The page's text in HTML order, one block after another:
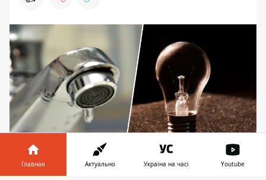
Ракетный обстрел 26 августа: оккупанты
Главная Актуально Україна на часі Youtube